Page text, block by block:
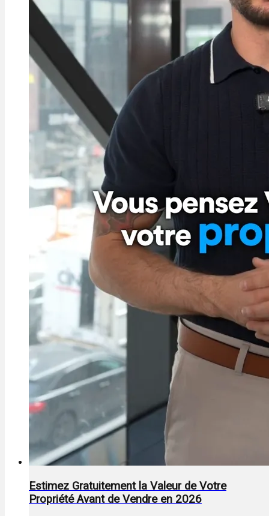
Estimez Gratuitement la Valeur de Votre
Propriété Avant de Vendre en 2026